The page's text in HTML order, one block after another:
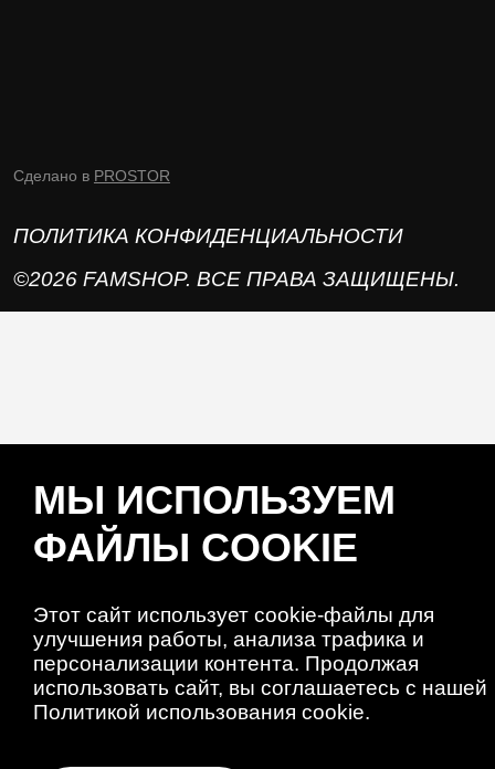
Сделано в PROSTOR
ПОЛИТИКА КОНФИДЕНЦИАЛЬНОСТИ
©2026 FAMSHOP. ВСЕ ПРАВА ЗАЩИЩЕНЫ.
МЫ ИСПОЛЬЗУЕМ
ФАЙЛЫ COOKIE
Этот сайт использует cookie-файлы для
улучшения работы, анализа трафика и
персонализации контента. Продолжая
использовать сайт, вы соглашаетесь с нашей
Политикой использования cookie.